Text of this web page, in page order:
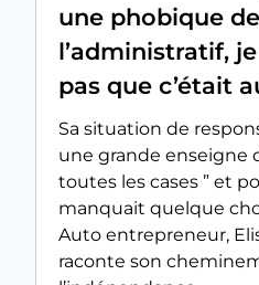
une phobique de
l’administratif,
pas que c’était
Sa situation de
une grande enseigne
toutes les cases ” et
manquait quelque
Auto entrepreneur,
raconte son